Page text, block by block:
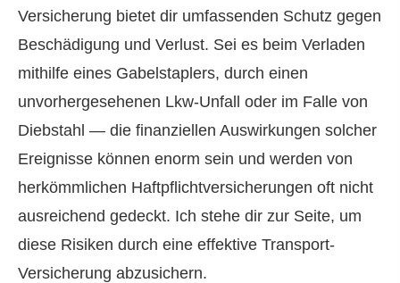
Versicherung bietet dir umfassenden Schutz gegen
Beschädigung und Verlust. Sei es beim Verladen
mithilfe eines Gabelstaplers, durch einen
unvorhergesehenen Lkw-Unfall oder im Falle von
Diebstahl — die finanziellen Auswirkungen solcher
Ereignisse können enorm sein und werden von
herkömmlichen Haft­pflichtversicherungen oft nicht
ausreichend gedeckt. Ich stehe dir zur Seite, um
diese Risiken durch eine effektive Transport-
Versicherung abzusichern.